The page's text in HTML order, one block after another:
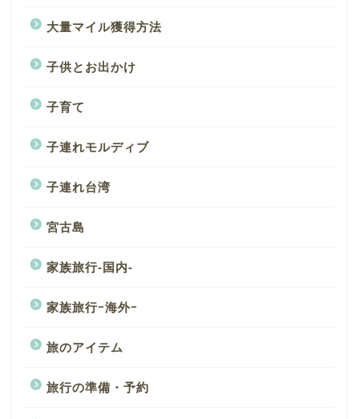
大量マイル獲得方法
子供とお出かけ
子育て
子連れモルディブ
子連れ台湾
宮古島
家族旅行-国内-
家族旅行ｰ海外ｰ
旅のアイテム
旅行の準備・予約